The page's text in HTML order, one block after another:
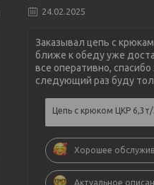
24.02.2025
Заказывал цепь с
ближе к обеду уже
все оперативно, спасибо
следующий раз буду
Цепь с крюком ЦКР
Хорошее
Актуальное